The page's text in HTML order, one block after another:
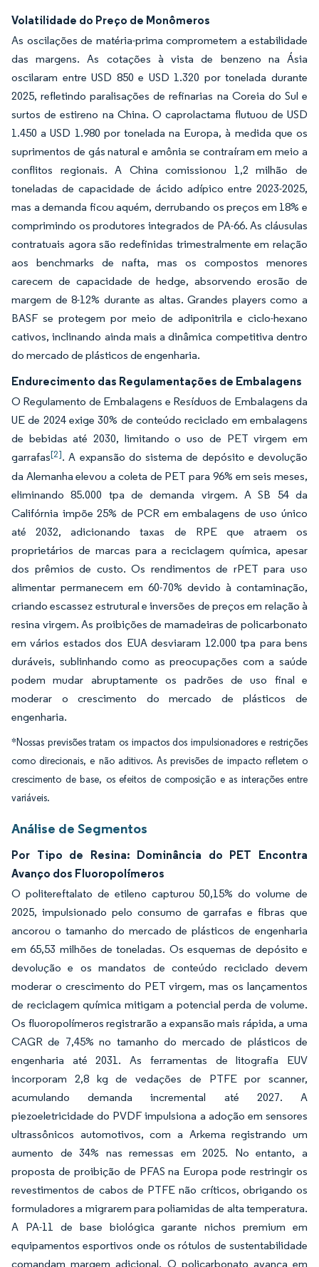
Volatilidade do Preço de Monômeros
As oscilações de matéria-prima comprometem a estabilidade
das margens. As cotações à vista de benzeno na Ásia
oscilaram entre USD 850 e USD 1.320 por tonelada durante
2025, refletindo paralisações de refinarias na Coreia do Sul e
surtos de estireno na China. O caprolactama flutuou de USD
1.450 a USD 1.980 por tonelada na Europa, à medida que os
suprimentos de gás natural e amônia se contraíram em meio a
conflitos regionais. A China comissionou 1,2 milhão de
toneladas de capacidade de ácido adípico entre 2023-2025,
mas a demanda ficou aquém, derrubando os preços em 18% e
comprimindo os produtores integrados de PA-66. As cláusulas
contratuais agora são redefinidas trimestralmente em relação
aos benchmarks de nafta, mas os compostos menores
carecem de capacidade de hedge, absorvendo erosão de
margem de 8-12% durante as altas. Grandes players como a
BASF se protegem por meio de adiponitrila e ciclo-hexano
cativos, inclinando ainda mais a dinâmica competitiva dentro
do mercado de plásticos de engenharia.
Endurecimento das Regulamentações de Embalagens
O Regulamento de Embalagens e Resíduos de Embalagens da
UE de 2024 exige 30% de conteúdo reciclado em embalagens
de bebidas até 2030, limitando o uso de PET virgem em
garrafas[2]. A expansão do sistema de depósito e devolução
da Alemanha elevou a coleta de PET para 96% em seis meses,
eliminando 85.000 tpa de demanda virgem. A SB 54 da
Califórnia impõe 25% de PCR em embalagens de uso único
até 2032, adicionando taxas de RPE que atraem os
proprietários de marcas para a reciclagem química, apesar
dos prêmios de custo. Os rendimentos de rPET para uso
alimentar permanecem em 60-70% devido à contaminação,
criando escassez estrutural e inversões de preços em relação à
resina virgem. As proibições de mamadeiras de policarbonato
em vários estados dos EUA desviaram 12.000 tpa para bens
duráveis, sublinhando como as preocupações com a saúde
podem mudar abruptamente os padrões de uso final e
moderar o crescimento do mercado de plásticos de
engenharia.
*Nossas previsões tratam os impactos dos impulsionadores e restrições
como direcionais, e não aditivos. As previsões de impacto refletem o
crescimento de base, os efeitos de composição e as interações entre
variáveis.
Análise de Segmentos
Por Tipo de Resina: Dominância do PET Encontra
Avanço dos Fluoropolímeros
O politereftalato de etileno capturou 50,15% do volume de
2025, impulsionado pelo consumo de garrafas e fibras que
ancorou o tamanho do mercado de plásticos de engenharia
em 65,53 milhões de toneladas. Os esquemas de depósito e
devolução e os mandatos de conteúdo reciclado devem
moderar o crescimento do PET virgem, mas os lançamentos
de reciclagem química mitigam a potencial perda de volume.
Os fluoropolímeros registrarão a expansão mais rápida, a uma
CAGR de 7,45% no tamanho do mercado de plásticos de
engenharia até 2031. As ferramentas de litografia EUV
incorporam 2,8 kg de vedações de PTFE por scanner,
acumulando demanda incremental até 2027. A
piezoeletricidade do PVDF impulsiona a adoção em sensores
ultrassônicos automotivos, com a Arkema registrando um
aumento de 34% nas remessas em 2025. No entanto, a
proposta de proibição de PFAS na Europa pode restringir os
revestimentos de cabos de PTFE não críticos, obrigando os
formuladores a migrarem para poliamidas de alta temperatura.
A PA-11 de base biológica garante nichos premium em
equipamentos esportivos onde os rótulos de sustentabilidade
comandam margem adicional. O policarbonato avança em